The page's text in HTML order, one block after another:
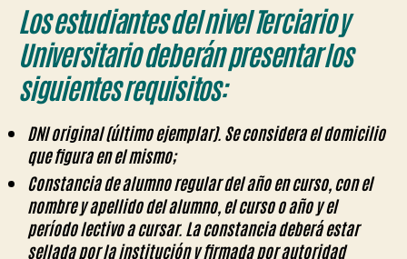
Los estudiantes del nivel Terciario y
Universitario deberán presentar los
siguientes requisitos:
DNI original (último ejemplar). Se considera el domicilio
que figura en el mismo;
Constancia de alumno regular del año en curso, con el
nombre y apellido del alumno, el curso o año y el
período lectivo a cursar. La constancia deberá estar
sellada por la institución y firmada por autoridad